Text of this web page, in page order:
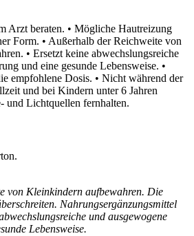
Arzt beraten. • Mögliche Hautreizung
Form. • Außerhalb der Reichweite von
• Ersetzt keine abwechslungsreiche
und eine gesunde Lebensweise. •
empfohlene Dosis. • Nicht während der
und bei Kindern unter 6 Jahren
und Lichtquellen fernhalten.
von Kleinkindern aufbewahren. Die
Nahrungsergänzungsmittel
und ausgewogene
Lebensweise.